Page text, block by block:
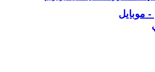
- موبايل